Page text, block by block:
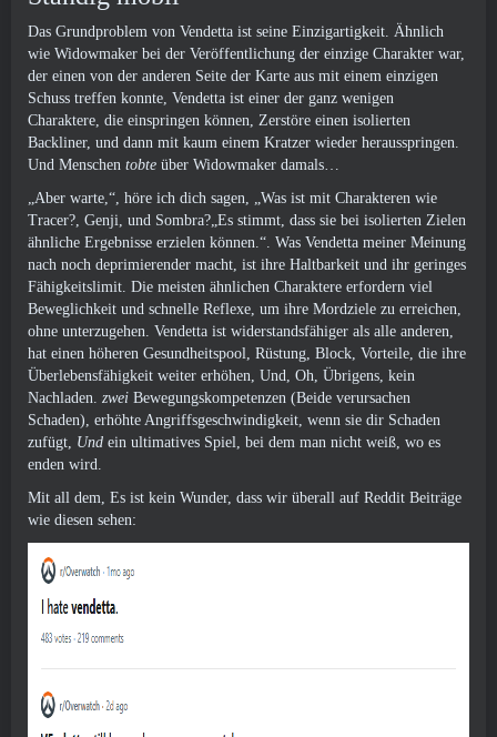
Das Grundproblem von Vendetta ist seine Einzigartigkeit. Ähnlich
wie Widowmaker bei der Veröffentlichung der einzige Charakter war,
der einen von der anderen Seite der Karte aus mit einem einzigen
Schuss treffen konnte, Vendetta ist einer der ganz wenigen
Charaktere, die einspringen können, Zerstöre einen isolierten
Backliner, und dann mit kaum einem Kratzer wieder herausspringen.
Und Menschen tobte über Widowmaker damals…
„Aber warte,“, höre ich dich sagen, „Was ist mit Charakteren wie
Tracer?, Genji, und Sombra?„Es stimmt, dass sie bei isolierten Zielen
ähnliche Ergebnisse erzielen können.“. Was Vendetta meiner Meinung
nach noch deprimierender macht, ist ihre Haltbarkeit und ihr geringes
Fähigkeitslimit. Die meisten ähnlichen Charaktere erfordern viel
Beweglichkeit und schnelle Reflexe, um ihre Mordziele zu erreichen,
ohne unterzugehen. Vendetta ist widerstandsfähiger als alle anderen,
hat einen höheren Gesundheitspool, Rüstung, Block, Vorteile, die ihre
Überlebensfähigkeit weiter erhöhen, Und, Oh, Übrigens, kein
Nachladen. zwei Bewegungskompetenzen (Beide verursachen
Schaden), erhöhte Angriffsgeschwindigkeit, wenn sie dir Schaden
zufügt, Und ein ultimatives Spiel, bei dem man nicht weiß, wo es
enden wird.
Mit all dem, Es ist kein Wunder, dass wir überall auf Reddit Beiträge
wie diesen sehen: